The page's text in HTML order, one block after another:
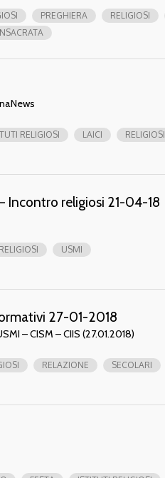
PREGHIERA RELIGIOSI
RELIGIOSI LAICI RELIGIOSI
Incontro religiosi 21-04-18
USMI
27-01-2018
– CISM – CIIS (27.01.2018)
RELAZIONE SECOLARI